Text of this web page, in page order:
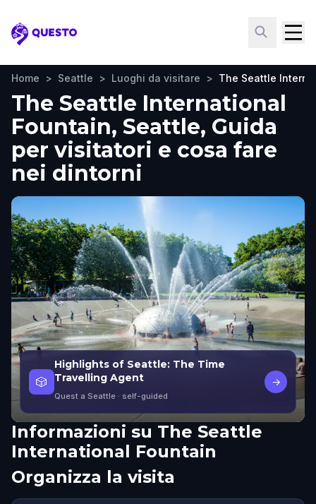
Questo
Home > Seattle > Luoghi da visitare > The Seattle
The Seattle International
Fountain, Seattle, Guida
per visitatori e cosa fare
nei dintorni
🎲
Highlights of Seattle: The Time
Travelling Agent
Quest a Seattle · self-guided
→
Informazioni su The Seattle
International Fountain
Organizza la visita